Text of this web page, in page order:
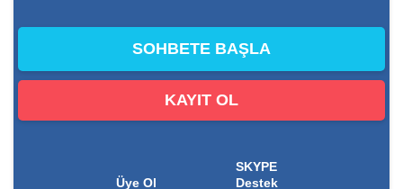
KAYIT OL
Üye Ol
SKYPE
Destek